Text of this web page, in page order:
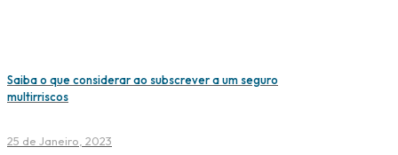
Saiba o que considerar ao subscrever a um seguro
multirriscos
25 de Janeiro, 2023